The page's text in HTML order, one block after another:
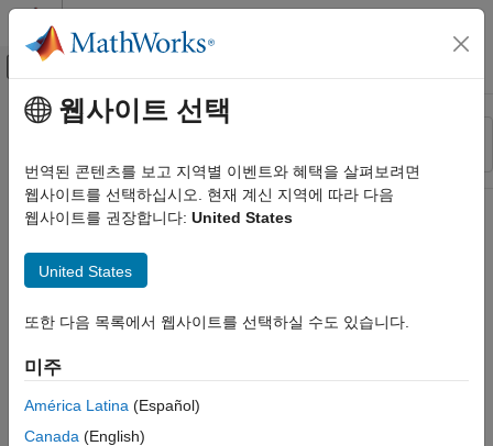
콘텐츠로 바로 가기
오프캔버스 탐색 메뉴 토글
리소스
상태
주요 콘텐츠
웹사이트 선택
번역된 콘텐츠를 보고 지역별 이벤트와 혜택을 살펴보려면
웹사이트를 선택하십시오. 현재 계신 지역에 따라 다음
웹사이트를 권장합니다: United States
United States
또한 다음 목록에서 웹사이트를 선택하실 수도 있습니다.
미주
América Latina (Español)
Canada (English)